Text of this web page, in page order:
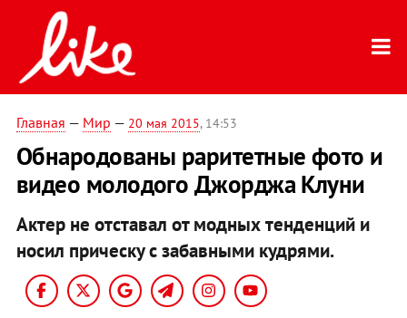
Главная — Мир — 20 мая 2015, 14:53
Обнародованы раритетные фото и
видео молодого Джорджа Клуни
Актер не отставал от модных тенденций и
носил прическу с забавными кудрями.